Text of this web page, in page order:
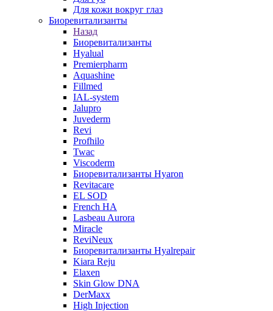
Для кожи вокруг глаз
Биоревитализанты
Назад
Биоревитализанты
Hyalual
Premierpharm
Aquashine
Fillmed
IAL-system
Jalupro
Juvederm
Revi
Profhilo
Twac
Viscoderm
Биоревитализанты Hyaron
Revitacare
EL SOD
French HA
Lasbeau Aurora
Miracle
ReviNeux
Биоревитализанты Hyalrepair
Kiara Reju
Elaxen
Skin Glow DNA
DerMaxx
High Injection